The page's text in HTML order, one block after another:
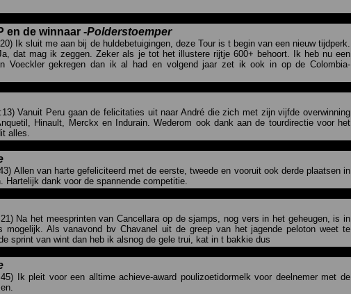
en de winnaar -Polderstoemper
Ik sluit me aan bij de huldebetuigingen, deze Tour is t begin van een nieuw tijdperk.
dat mag ik zeggen. Zeker als je tot het illustere rijtje 600+ behoort. Ik heb nu een
Voeckler gekregen dan ik al had en volgend jaar zet ik ook in op de Colombia-
Vanuit Peru gaan de felicitaties uit naar André die zich met zijn vijfde overwinning
Hinault, Merckx en Indurain. Wederom ook dank aan de tourdirectie voor het
alles.
Allen van harte gefeliciteerd met de eerste, tweede en vooruit ook derde plaatsen in
Hartelijk dank voor de spannende competitie.
Na het meesprinten van Cancellara op de sjamps, nog vers in het geheugen, is in
mogelijk. Als vanavond bv Chavanel uit de greep van het jagende peloton weet te
sprint van wint dan heb ik alsnog de gele trui, kat in t bakkie dus
Ik pleit voor een alltime achieve-award poulizoetidormelk voor deelnemer met de